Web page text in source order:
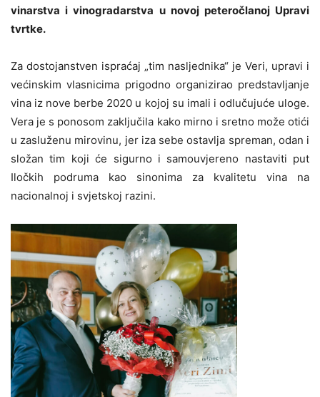
vinarstva i vinogradarstva u novoj peteročlanoj Upravi
tvrtke.
Za dostojanstven ispraćaj „tim nasljednika“ je Veri, upravi i
većinskim vlasnicima prigodno organizirao predstavljanje
vina iz nove berbe 2020 u kojoj su imali i odlučujuće uloge.
Vera je s ponosom zaključila kako mirno i sretno može otići
u zasluženu mirovinu, jer iza sebe ostavlja spreman, odan i
složan tim koji će sigurno i samouvjereno nastaviti put
Iločkih podruma kao sinonima za kvalitetu vina na
nacionalnoj i svjetskoj razini.